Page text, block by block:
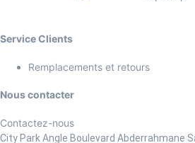
Service Clients
Remplacements et retours
Nous contacter
Contactez-nous
City Park Angle Boulevard Abderrahmane